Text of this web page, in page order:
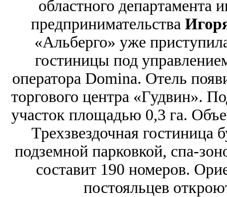
областного департамента
предпринимательства
«Альберго» уже
гостиницы под
оператора Domina. Отель
торгового центра «Гудвин».
участок площадью 0,3 га.
Трехзвездочная гостиница
подземной парковкой, спа-
составит 190 номеров.
постояльцев